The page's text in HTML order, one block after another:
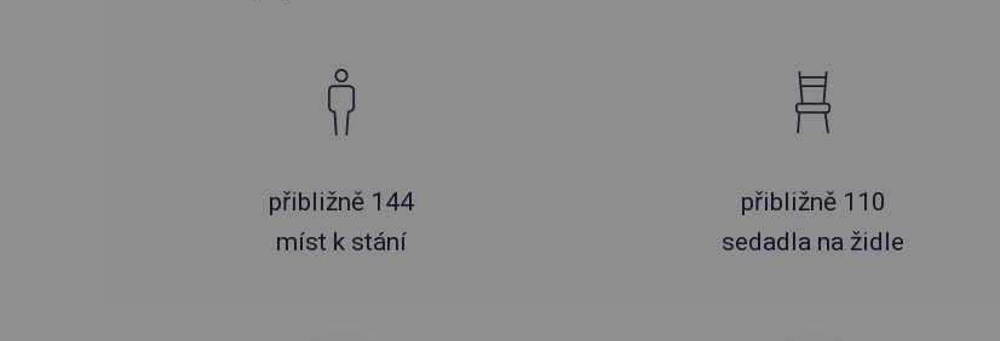
přibližně 144
míst k stání
přibližně 110
sedadla na židle